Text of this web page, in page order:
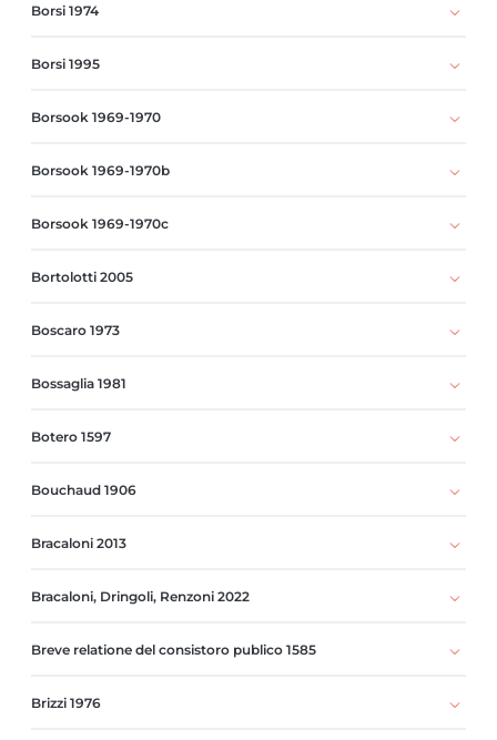
Borsi 1974
Borsi 1995
Borsook 1969-1970
Borsook 1969-1970b
Borsook 1969-1970c
Bortolotti 2005
Boscaro 1973
Bossaglia 1981
Botero 1597
Bouchaud 1906
Bracaloni 2013
Bracaloni, Dringoli, Renzoni 2022
Breve relatione del consistoro publico 1585
Brizzi 1976